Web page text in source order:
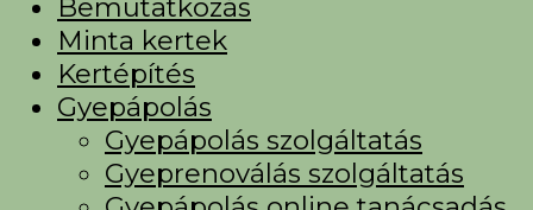
Bemutatkozás
Minta kertek
Kertépítés
Gyepápolás
Gyepápolás szolgáltatás
Gyeprenoválás szolgáltatás